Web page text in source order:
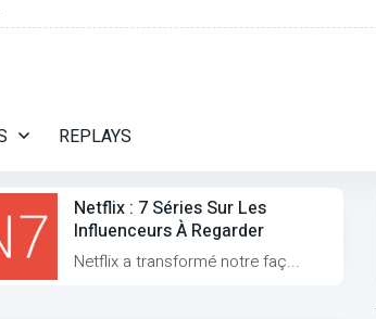
REPLAYS
Netflix : 7 Séries Sur Les
Influenceurs À Regarder
Netflix a transformé notre faç...